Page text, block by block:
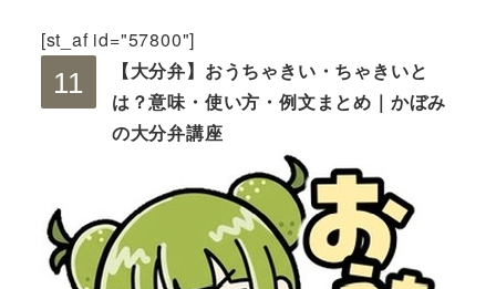
[st_af id="57800"]
【大分弁】おうちゃきい・ちゃきいと
は？意味・使い方・例文まとめ｜かぼみ
の大分弁講座